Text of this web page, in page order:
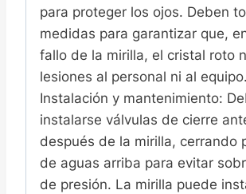
para proteger los ojos. Deben
medidas para garantizar que,
fallo de la mirilla, el cristal roto
lesiones al personal ni al equipo.
Instalación y mantenimiento:
instalarse válvulas de cierre
después de la mirilla, cerrando
de aguas arriba para evitar
de presión. La mirilla puede